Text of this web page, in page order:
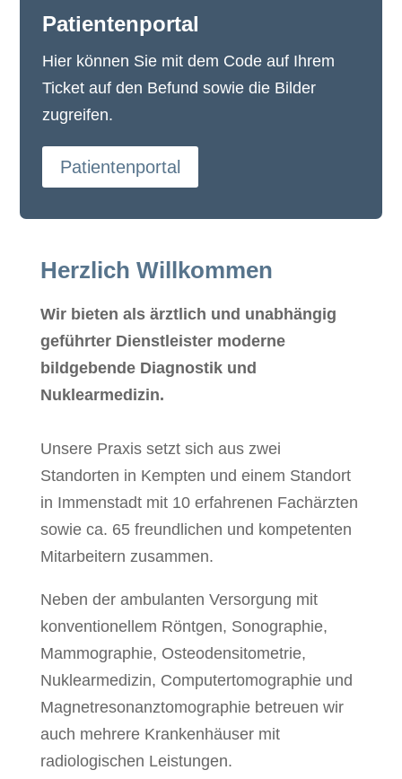
Patientenportal
Hier können Sie mit dem Code auf Ihrem
Ticket auf den Befund sowie die Bilder
zugreifen.
Patientenportal
Herzlich Willkommen
Wir bieten als ärztlich und unabhängig
geführter Dienstleister moderne
bildgebende Diagnostik und
Nuklearmedizin.
Unsere Praxis setzt sich aus zwei
Standorten in Kempten und einem Standort
in Immenstadt mit 10 erfahrenen Fachärzten
sowie ca. 65 freundlichen und kompetenten
Mitarbeitern zusammen.
Neben der ambulanten Versorgung mit
konventionellem Röntgen, Sonographie,
Mammographie, Osteodensitometrie,
Nuklearmedizin, Computertomographie und
Magnetresonanztomographie betreuen wir
auch mehrere Krankenhäuser mit
radiologischen Leistungen.